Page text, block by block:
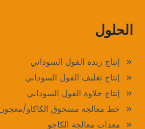
الحلول
إنتاج زبدة الفول السوداني
إنتاج تغليف الفول السوداني
إنتاج حلاوة الفول السوداني
خط معالجة مسحوق الكاكاو/معجون
معدات معالجة الكاجو